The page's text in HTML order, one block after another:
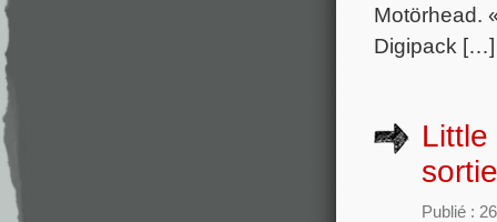
Motörhead.
Digipack […]
Publié :